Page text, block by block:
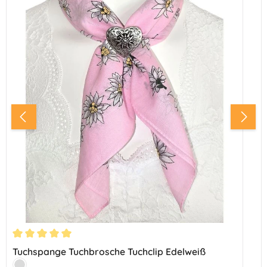
Durchschnittliche Bewertung von 5 von 5 Sternen
Tuchspange Tuchbrosche Tuchclip Edelweiß
Farbe: